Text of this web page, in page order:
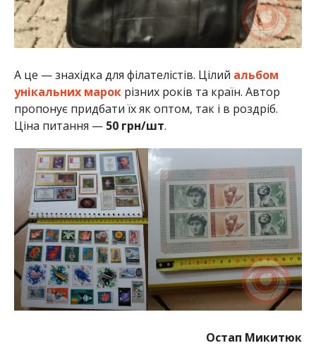
А це — знахідка для філателістів. Цілий альбом
унікальних марокрізних років та країн. Автор
пропонує придбати їх як оптом, так і в роздріб.
Ціна питання — 50 грн/шт.
Остап Микитюк